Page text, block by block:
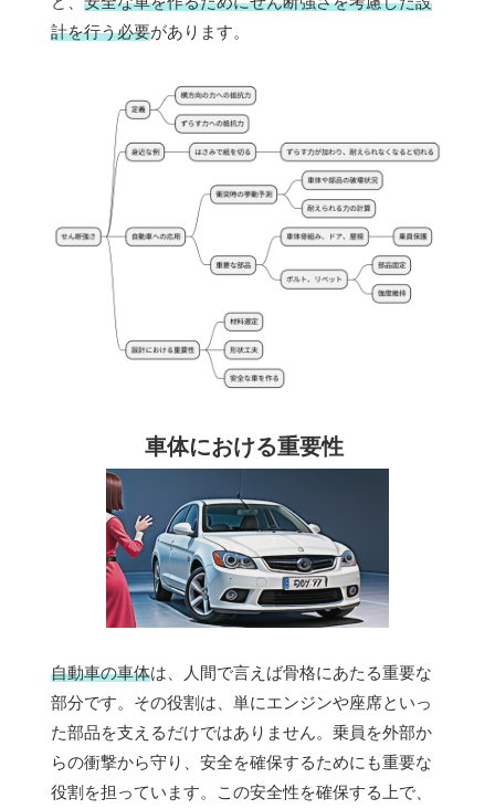
計を行う必要があります。
車体における重要性
自動車の車体は、人間で言えば骨格にあたる重要な
部分です。その役割は、単にエンジンや座席といっ
た部品を支えるだけではありません。乗員を外部か
らの衝撃から守り、安全を確保するためにも重要な
役割を担っています。この安全性を確保する上で、